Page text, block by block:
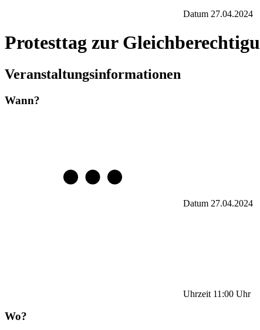
Datum 27.04.2024
Protesttag zur
Veranstaltungsinformationen
Wann?
Datum 27.04.2024
Uhrzeit 11:00 Uhr
Wo?